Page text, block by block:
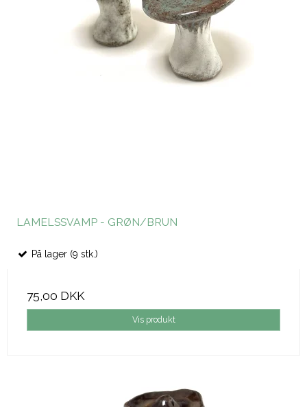
LAMELSSVAMP - GRØN/BRUN
På lager (9 stk.)
75,00 DKK
Vis produkt